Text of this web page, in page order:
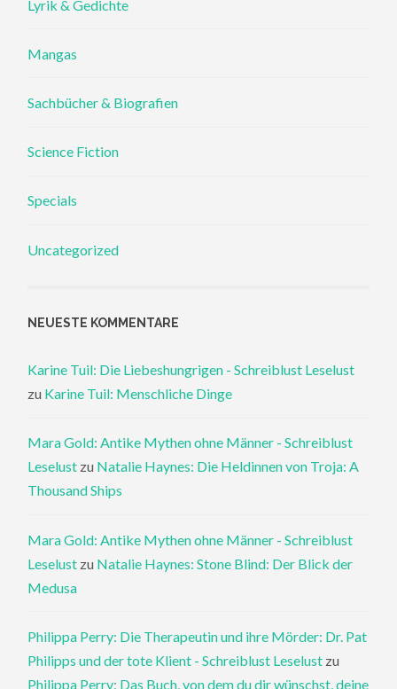
Lyrik & Gedichte
Mangas
Sachbücher & Biografien
Science Fiction
Specials
Uncategorized
NEUESTE KOMMENTARE
Karine Tuil: Die Liebeshungrigen - Schreiblust Leselust
zu Karine Tuil: Menschliche Dinge
Mara Gold: Antike Mythen ohne Männer - Schreiblust
Leselust zu Natalie Haynes: Die Heldinnen von Troja: A
Thousand Ships
Mara Gold: Antike Mythen ohne Männer - Schreiblust
Leselust zu Natalie Haynes: Stone Blind: Der Blick der
Medusa
Philippa Perry: Die Therapeutin und ihre Mörder: Dr. Pat
Philipps und der tote Klient - Schreiblust Leselust zu
Philippa Perry: Das Buch, von dem du dir wünschst, deine